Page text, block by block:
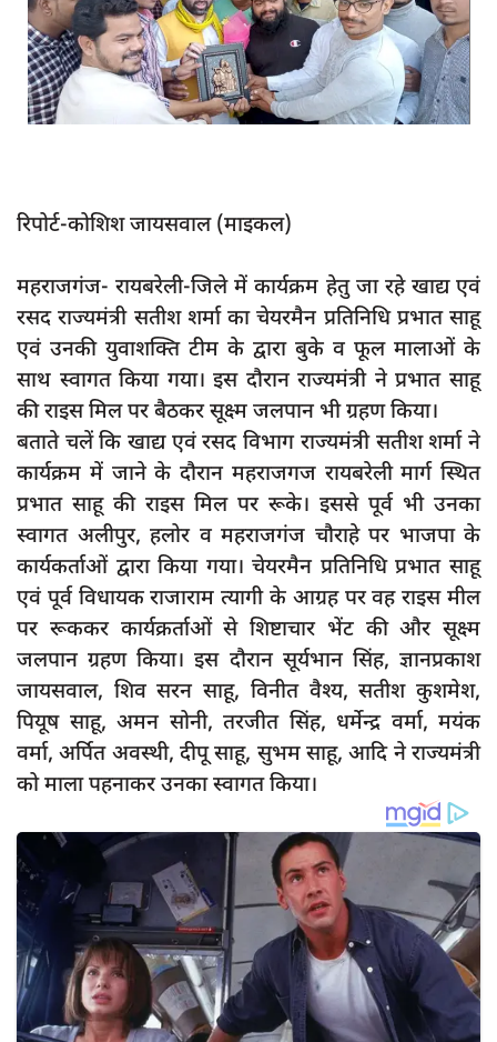
App verify
समस्या
Covid-19
शिक्षा
साक्षात्कार
सामाजिक
खेल
latest
प्रशासनिक
दुर्घटना
editors-pick
other
Login
Register
English
रिपोर्ट-कोशिश जायसवाल (माइकल)
महराजगंज- रायबरेली-जिले में कार्यक्रम हेतु जा रहे खाद्य एवं
रसद राज्यमंत्री सतीश शर्मा का चेयरमैन प्रतिनिधि प्रभात साहू
एवं उनकी युवाशक्ति टीम के द्वारा बुके व फूल मालाओं के
साथ स्वागत किया गया। इस दौरान राज्यमंत्री ने प्रभात साहू
की राइस मिल पर बैठकर सूक्ष्म जलपान भी ग्रहण किया।
बताते चलें कि खाद्य एवं रसद विभाग राज्यमंत्री सतीश शर्मा ने
कार्यक्रम में जाने के दौरान महराजगज रायबरेली मार्ग स्थित
प्रभात साहू की राइस मिल पर रूके। इससे पूर्व भी उनका
स्वागत अलीपुर, हलोर व महराजगंज चौराहे पर भाजपा के
कार्यकर्ताओं द्वारा किया गया। चेयरमैन प्रतिनिधि प्रभात साहू
एवं पूर्व विधायक राजाराम त्यागी के आग्रह पर वह राइस मील
पर रूककर कार्यक्रर्ताओं से शिष्टाचार भेंट की और सूक्ष्म
जलपान ग्रहण किया। इस दौरान सूर्यभान सिंह, ज्ञानप्रकाश
जायसवाल, शिव सरन साहू, विनीत वैश्य, सतीश कुशमेश,
पियूष साहू, अमन सोनी, तरजीत सिंह, धर्मेन्द्र वर्मा, मयंक
वर्मा, अर्पित अवस्थी, दीपू साहू, सुभम साहू, आदि ने राज्यमंत्री
को माला पहनाकर उनका स्वागत किया।